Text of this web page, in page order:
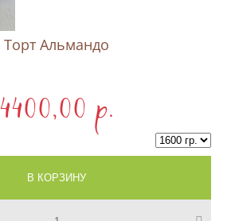
Торт Альмандо
4400,00 p.